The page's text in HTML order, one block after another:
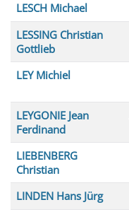
LESCH Michael
LESSING Christian
Gottlieb
LEY Michiel
LEYGONIE Jean
Ferdinand
LIEBENBERG
Christian
LINDEN Hans Jürg